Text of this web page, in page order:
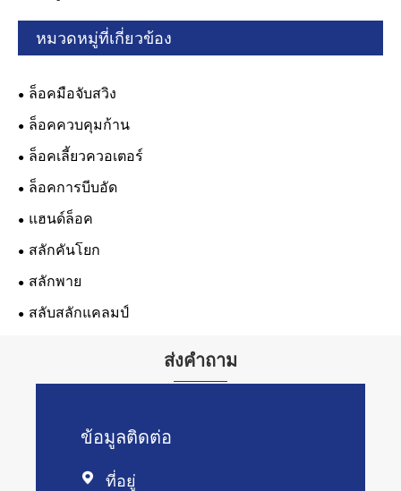
หมวดหมู่ที่เกี่ยวข้อง
ล็อคมือจับสวิง
ล็อคควบคุมก้าน
ล็อคเลี้ยวควอเตอร์
ล็อคการบีบอัด
แฮนด์ล็อค
สลักคันโยก
สลักพาย
สลับสลักแคลมป์
ส่งคำถาม
ข้อมูลติดต่อ
 ที่อยู่